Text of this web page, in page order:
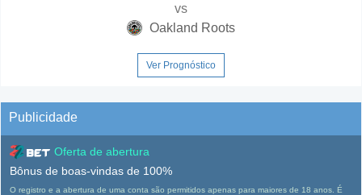
vs
Oakland Roots
Ver Prognóstico
Publicidade
Oferta de abertura
Bônus de boas-vindas de 100%
O registro e a abertura de uma conta são permitidos apenas para maiores de 18 anos. É